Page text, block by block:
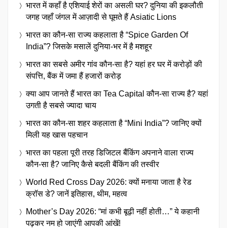
भारत में कहाँ है एशियाई शेरों का असली घर? दुनिया की इकलौती
जगह जहाँ जंगल में आज़ादी से घूमते हैं Asiatic Lions
भारत का कौन-सा राज्य कहलाता है “Spice Garden Of
India”? जिसके मसालें दुनिया-भर में है मशहूर
भारत का सबसे अमीर गांव कौन-सा है? यहां हर घर में करोड़ों की
संपत्ति, बैंक में जमा हैं हजारों करोड़
क्या आप जानते हैं भारत का Tea Capital कौन-सा राज्य है? यहां
उगती है सबसे ज्यादा चाय
भारत का कौन-सा शहर कहलाता है “Mini India”? जानिए क्यों
मिली यह खास पहचान
भारत का पहला पूरी तरह डिजिटल बैंकिंग अपनाने वाला राज्य
कौन-सा है? जानिए कैसे बदली बैंकिंग की तस्वीर
World Red Cross Day 2026: क्यों मनाया जाता है रेड
क्रॉस डे? जानें इतिहास, थीम, महत्व
Mother’s Day 2026: “मां कभी बूढ़ी नहीं होती…” ये कहानी
पढ़कर नम हो जाएंगी आपकी आंखें!